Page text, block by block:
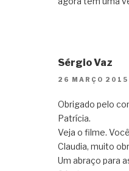
Sérgio Vaz
26 MARÇO
Obrigado pelo
Patrícia.
Veja o filme.
Claudia, muito
Um abraço para